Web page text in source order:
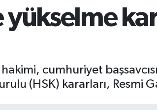
yükselme
cumhuriyet başsavcısı
(HSK) kararları, Resmi